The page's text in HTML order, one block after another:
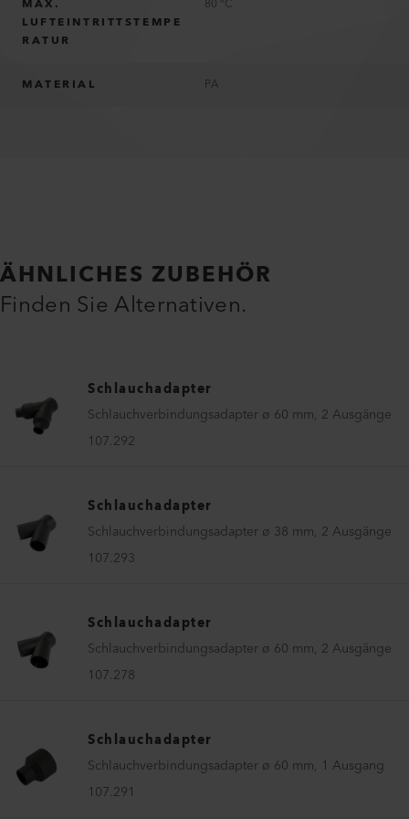
MAX.
LUFTEINTRITTSTEMPE
RATUR
80 °C
MATERIAL PA
ÄHNLICHES ZUBEHÖR
Finden Sie Alternativen.
Schlauchadapter
Schlauchverbindungsadapter ø 60 mm, 2 Ausgänge
107.292
Schlauchadapter
Schlauchverbindungsadapter ø 38 mm, 2 Ausgänge
107.293
Schlauchadapter
Schlauchverbindungsadapter ø 60 mm, 2 Ausgänge
107.278
Schlauchadapter
Schlauchverbindungsadapter ø 60 mm, 1 Ausgang
107.291